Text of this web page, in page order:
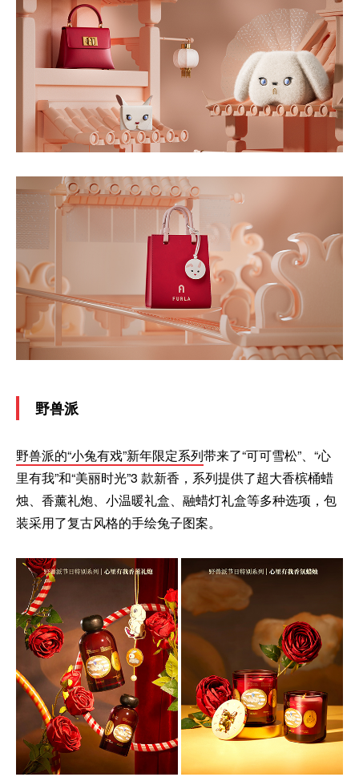
野兽派
野兽派的“小兔有戏”新年限定系列带来了“可可雪松”、“心
里有我”和“美丽时光”3 款新香，系列提供了超大香槟桶蜡
烛、香薰礼炮、小温暖礼盒、融蜡灯礼盒等多种选项，包
装采用了复古风格的手绘兔子图案。